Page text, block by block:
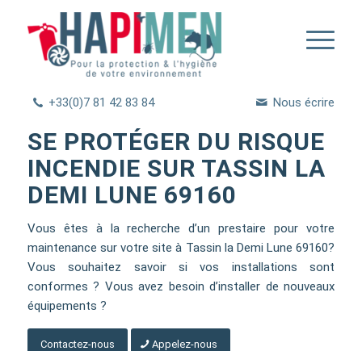
+33(0)7 81 42 83 84 Nous écrire
SE PROTÉGER DU RISQUE
INCENDIE SUR TASSIN LA
DEMI LUNE 69160
Vous êtes à la recherche d’un prestaire pour votre
maintenance sur votre site à Tassin la Demi Lune 69160?
Vous souhaitez savoir si vos installations sont
conformes ? Vous avez besoin d’installer de nouveaux
équipements ?
Contactez-nous Appelez-nous